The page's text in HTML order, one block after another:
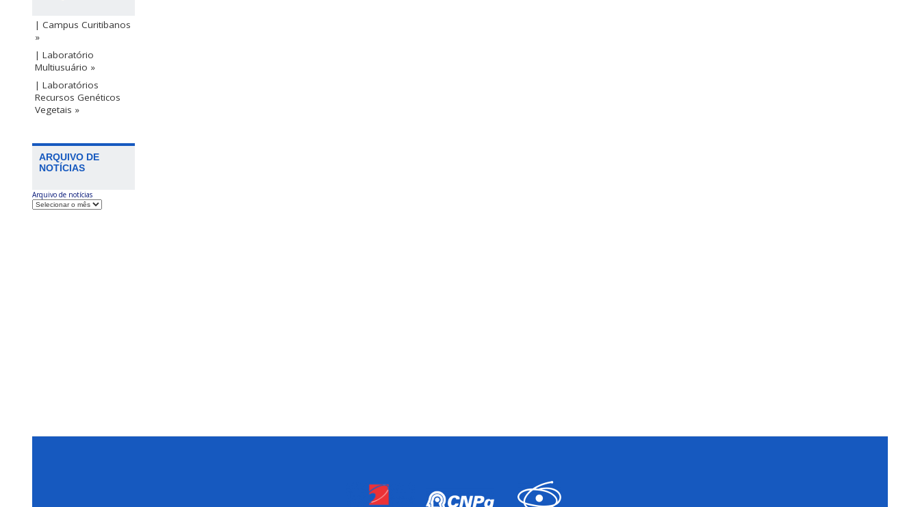
| Campus Curitibanos
»
| Laboratório
Multiusuário »
| Laboratórios
Recursos Genéticos
Vegetais »
ARQUIVO DE
NOTÍCIAS
Arquivo de notícias